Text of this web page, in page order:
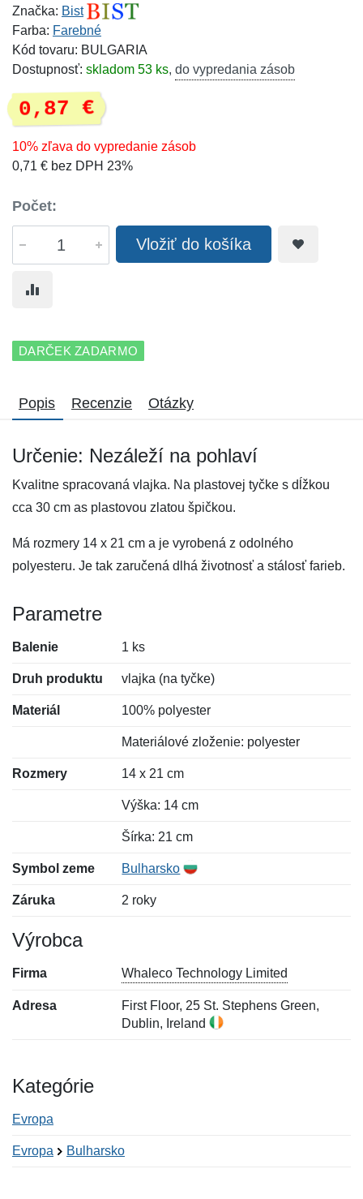
Značka: Bist
Farba: Farebné
Kód tovaru: BULGARIA
Dostupnosť: skladom 53 ks, do vypredania zásob
0,87 €
10% zľava do vypredanie zásob
0,71 € bez DPH 23%
Počet:
Vložiť do košíka
DARČEK ZADARMO
Popis Recenzie Otázky
Určenie: Nezáleží na pohlaví
Kvalitne spracovaná vlajka. Na plastovej tyčke s dĺžkou
cca 30 cm as plastovou zlatou špičkou.
Má rozmery 14 x 21 cm a je vyrobená z odolného
polyesteru. Je tak zaručená dlhá životnosť a stálosť farieb.
Parametre
Balenie 1 ks
Druh produktu vlajka (na tyčke)
Materiál 100% polyester
Materiálové zloženie: polyester
Rozmery 14 x 21 cm
Výška: 14 cm
Šírka: 21 cm
Symbol zeme Bulharsko
Záruka 2 roky
Výrobca
Firma Whaleco Technology Limited
Adresa
First Floor, 25 St. Stephens Green,
Dublin, Ireland
Kategórie
Evropa
Evropa Bulharsko